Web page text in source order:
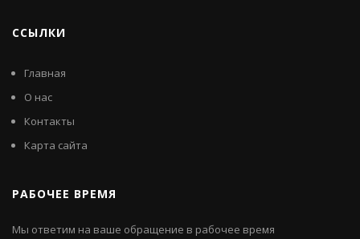
ССЫЛКИ
Главная
О нас
Контакты
Карта сайта
РАБОЧЕЕ ВРЕМЯ
Мы ответим на ваше обращение в рабочее время